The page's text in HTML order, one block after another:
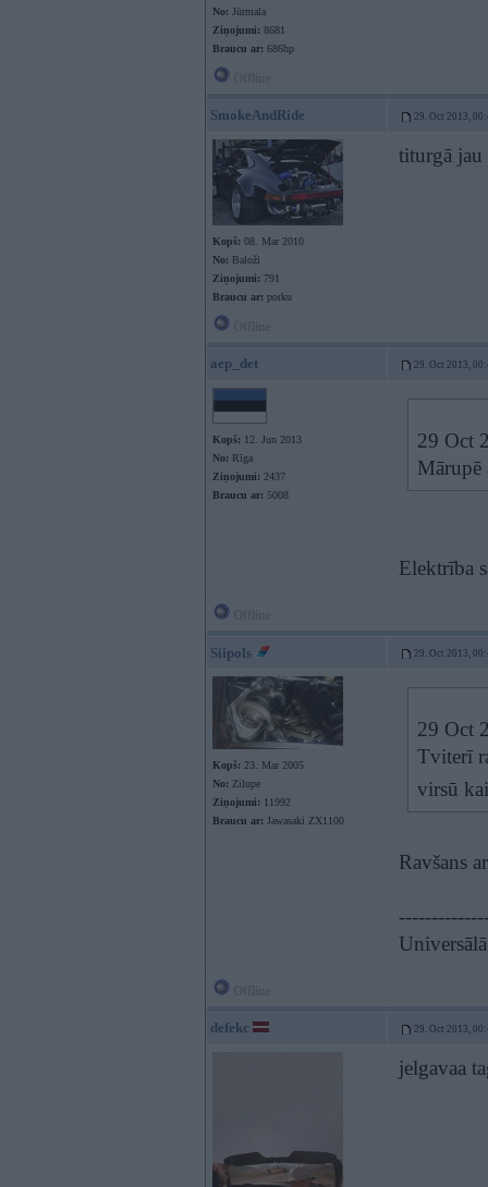
No: Jūrmala
Ziņojumi: 8681
Braucu ar: 686hp
SmokeAndRide 29. Oct 2013,
Kopš: 08. Mar 2010
No: Baloži
Ziņojumi: 791
Braucu ar: porku
titurgā jau
aep_det 29. Oct 2013,
Kopš: 12. Jun 2013
No: Rīga
Ziņojumi: 2437
Braucu ar: 5008
29 Oct
Mārupē
Elektrība
Siipols 29. Oct 2013,
Kopš: 23. Mar 2005
No: Zilupe
Ziņojumi: 11992
Braucu ar: Jawasaki ZX1100
29 Oct
Tviterī
virsū
Ravšans
defekc 29. Oct 2013,
jelgavaa